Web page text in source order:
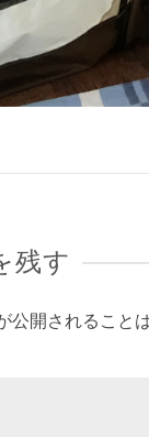
残す
公開されること